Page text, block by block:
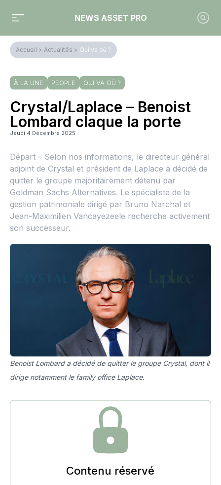
NEWS ASSET PRO
Accueil > Actualités > Qui va où ?
À LA UNE PEOPLE QUI VA OÙ ?
Crystal/Laplace – Benoist
Lombard claque la porte
Jeudi 4 Décembre 2025
Départ – Selon nos informations, le directeur général
adjoint de Crystal et président de Laplace a décidé de
quitter le groupe majoritairement détenu par
Goldman Sachs Alternatives. Le spécialiste de la
gestion patrimoniale dirigé par Bruno Narchal et
Jean-Maximilien Vancayezeele recherche activement
son successeur.
Benoist Lombard a décidé de quitter le groupe Crystal, dont il
dirige notamment le family office Laplace.
Contenu réservé